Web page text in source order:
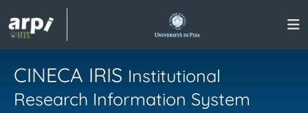
CINECA IRIS Institutional
Research Information System